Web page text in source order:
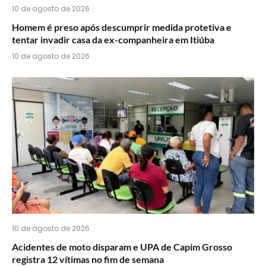
10 de agosto de 2026
Homem é preso após descumprir medida protetiva e
tentar invadir casa da ex-companheira em Itiúba
10 de agosto de 2026
10 de agosto de 2026
Acidentes de moto disparam e UPA de Capim Grosso
registra 12 vítimas no fim de semana